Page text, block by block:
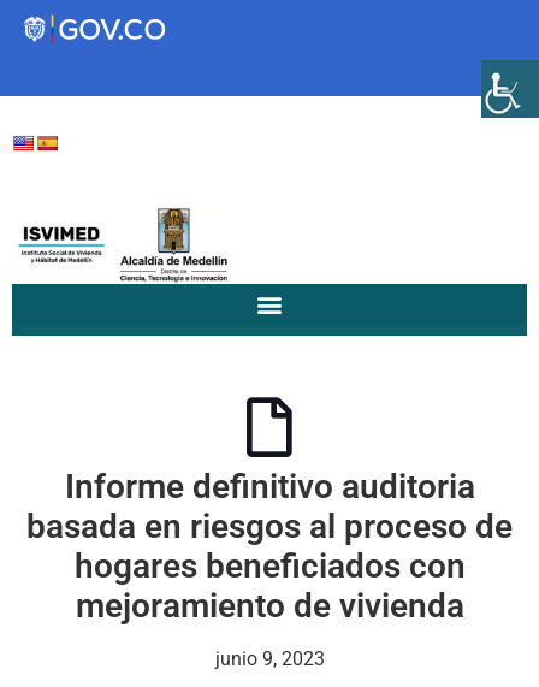
Transparencia
Participa
Hábitat de Medellín
Servicios
Mejoramiento de
Vivienda
Vivienda Nueva
Vivienda un proyecto
Notificaciones
Convocatorias
Informe definitivo auditoria
basada en riesgos al proceso de
hogares beneficiados con
mejoramiento de vivienda
junio 9, 2023